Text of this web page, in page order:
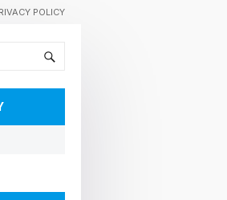
POLICY